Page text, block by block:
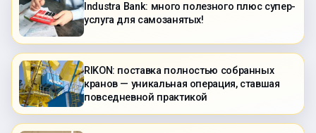
Industra Bank: много полезного плюс супер-
услуга для самозанятых!
RIKON: поставка полностью собранных
кранов — уникальная операция, ставшая
повседневной практикой